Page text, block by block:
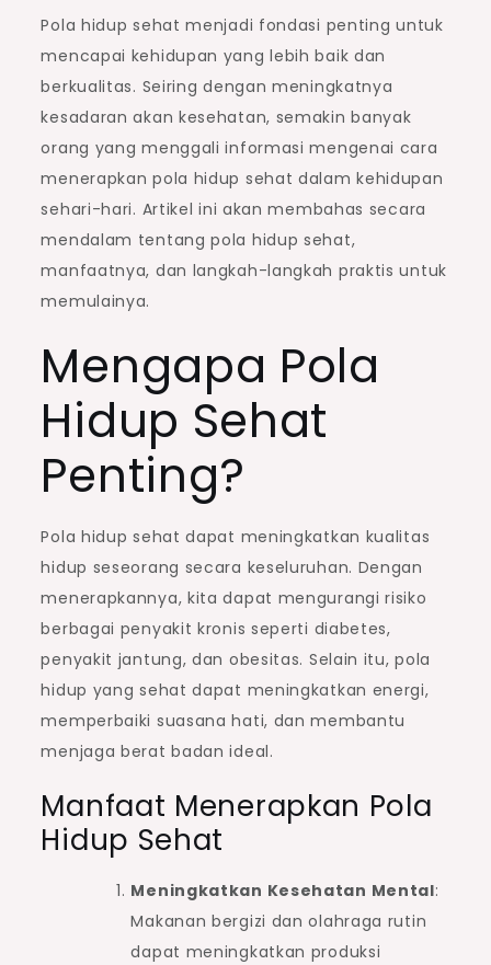
Pola hidup sehat menjadi fondasi penting untuk
mencapai kehidupan yang lebih baik dan
berkualitas. Seiring dengan meningkatnya
kesadaran akan kesehatan, semakin banyak
orang yang menggali informasi mengenai cara
menerapkan pola hidup sehat dalam kehidupan
sehari-hari. Artikel ini akan membahas secara
mendalam tentang pola hidup sehat,
manfaatnya, dan langkah-langkah praktis untuk
memulainya.
Mengapa Pola
Hidup Sehat
Penting?
Pola hidup sehat dapat meningkatkan kualitas
hidup seseorang secara keseluruhan. Dengan
menerapkannya, kita dapat mengurangi risiko
berbagai penyakit kronis seperti diabetes,
penyakit jantung, dan obesitas. Selain itu, pola
hidup yang sehat dapat meningkatkan energi,
memperbaiki suasana hati, dan membantu
menjaga berat badan ideal.
Manfaat Menerapkan Pola
Hidup Sehat
Meningkatkan Kesehatan Mental:
Makanan bergizi dan olahraga rutin
dapat meningkatkan produksi